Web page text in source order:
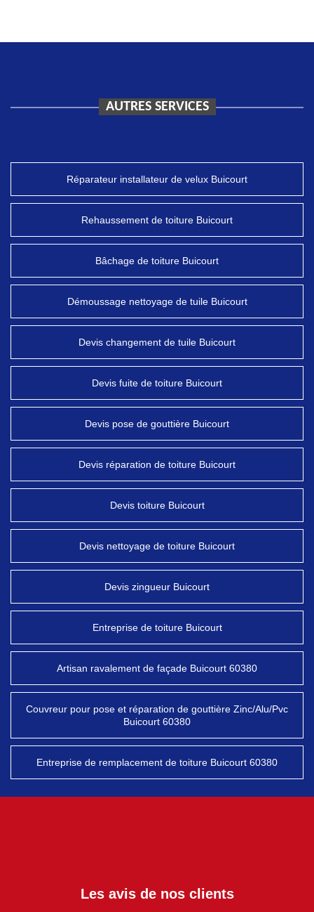
AUTRES SERVICES
Réparateur installateur de velux Buicourt
Rehaussement de toiture Buicourt
Bâchage de toiture Buicourt
Démoussage nettoyage de tuile Buicourt
Devis changement de tuile Buicourt
Devis fuite de toiture Buicourt
Devis pose de gouttière Buicourt
Devis réparation de toiture Buicourt
Devis toiture Buicourt
Devis nettoyage de toiture Buicourt
Devis zingueur Buicourt
Entreprise de toiture Buicourt
Artisan ravalement de façade Buicourt 60380
Couvreur pour pose et réparation de gouttière Zinc/Alu/Pvc
Buicourt 60380
Entreprise de remplacement de toiture Buicourt 60380
Les avis de nos clients